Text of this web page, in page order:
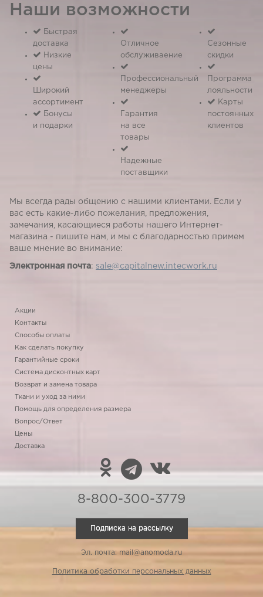
Наши возможности
Быстрая
доставка
Низкие
цены
Широкий
ассортимент
Бонусы
и подарки
Отличное
обслуживаение
Профессиональный
менеджеры
Гарантия
на все
товары
Надежные
поставщики
Сезонные
скидки
Программа
лояльности
Карты
постоянных
клиентов
Мы всегда рады общению с нашими клиентами. Если у
вас есть какие-либо пожелания, предложения,
замечания, касающиеся работы нашего Интернет-
магазина - пишите нам, и мы с благодарностью примем
ваше мнение во внимание:
Электронная почта: sale@capitalnew.intecwork.ru
Акции
Контакты
Способы оплаты
Как сделать покупку
Гарантийные сроки
Система дисконтных карт
Возврат и замена товара
Ткани и уход за ними
Помощь для определения размера
Вопрос/Ответ
Цены
Доставка
8-800-300-3779
Подписка на рассылку
Эл. почта: mail@anomoda.ru
Политика обработки персональных данных